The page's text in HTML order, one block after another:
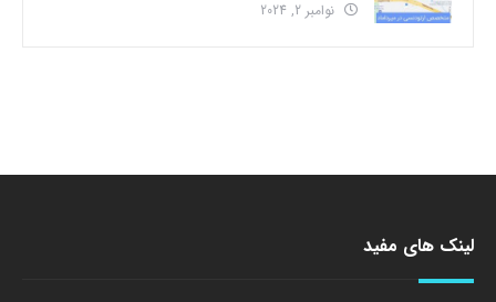
نوامبر 2, 2024
لینک های مفید